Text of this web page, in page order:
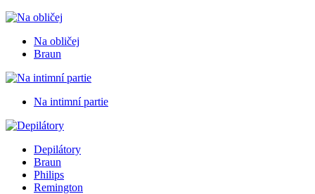
Na obličej
Braun
Na intimní partie
Depilátory
Braun
Philips
Remington